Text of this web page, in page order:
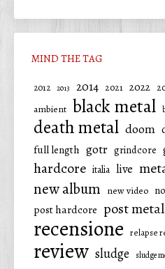
MIND THE TAG
2012 2013 2014 2021 2022
ambient black metal
death metal doom
full length gotr grindcore
hardcore italia live
new album new video
post hardcore post metal
recensione relapse
review sludge sludge